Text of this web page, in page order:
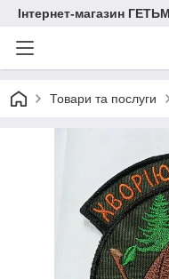
Інтернет-магазин
Товари та послуги